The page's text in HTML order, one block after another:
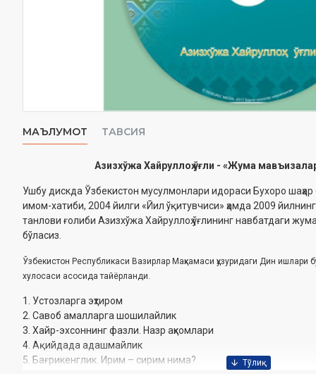
МАЪЛУМОТ ТАВСИЯ
Азизхўжа Хайруллоҳ ўғли - «Жума
Ушбу дискда Ўзбекистон мусулмонлари идораси Бухоро
имом-хатиби, 2004 йилги «Йил ўқитувчиси» ҳамда 2009
танлови ғолиби Азизхўжа Хайруллоҳ ўғлининг навбатдаги
бўласиз.
Ўзбекистон Республикаси Вазирлар Маҳкамаси ҳузуридаги Дин ишлари
хулосаси асосида ‎тайёрланди.
1. Устозларга эҳтиром
2. Савоб амалларга шошилайлик
3. Хайр-эхсоннинг фазли. Назр аҳкомлари
4. Ақийдада адашмайлик
5. Бағрикенглик. Ирим – сирим нима?